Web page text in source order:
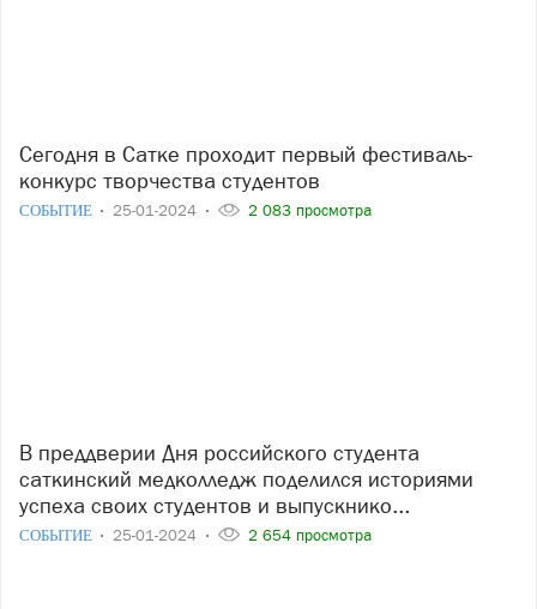
Сегодня в Сатке проходит первый фестиваль-
конкурс творчества студентов
СОБЫТИЕ 25-01-2024 2 083 просмотра
В преддверии Дня российского студента
саткинский медколледж поделился историями
успеха своих студентов и выпускнико...
СОБЫТИЕ 25-01-2024 2 654 просмотра